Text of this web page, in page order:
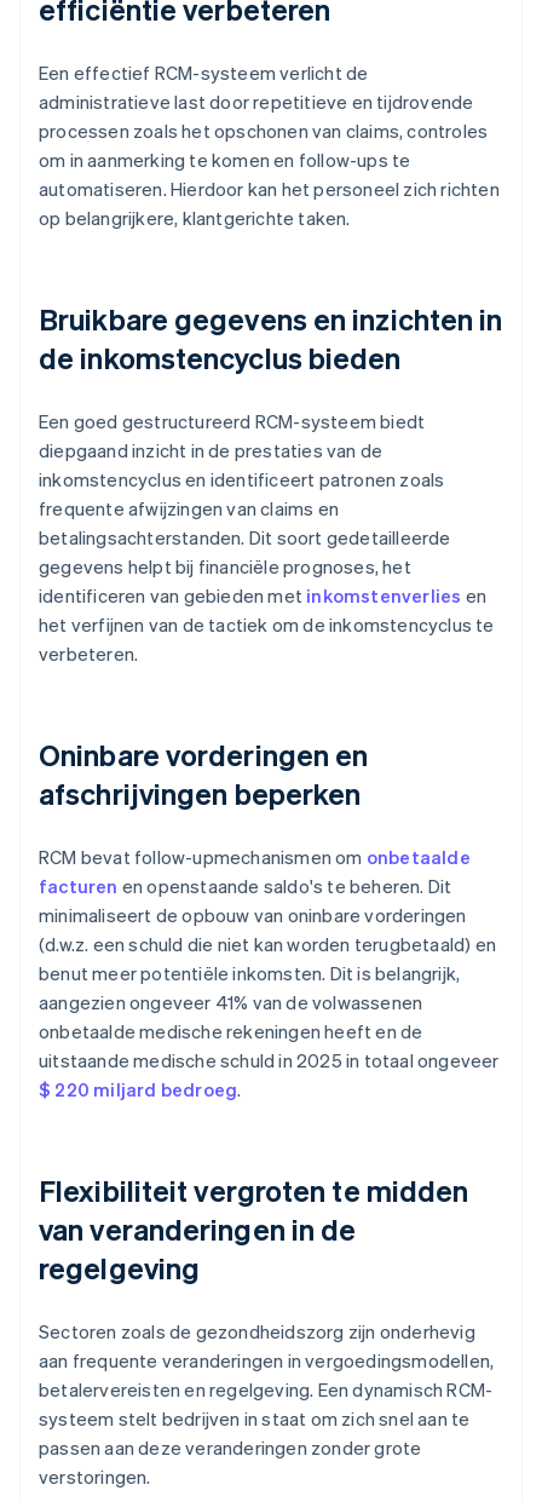
efficiëntie verbeteren
Een effectief RCM-systeem verlicht de
administratieve last door repetitieve en tijdrovende
processen zoals het opschonen van claims, controles
om in aanmerking te komen en follow-ups te
automatiseren. Hierdoor kan het personeel zich richten
op belangrijkere, klantgerichte taken.
Bruikbare gegevens en inzichten in
de inkomstencyclus bieden
Een goed gestructureerd RCM-systeem biedt
diepgaand inzicht in de prestaties van de
inkomstencyclus en identificeert patronen zoals
frequente afwijzingen van claims en
betalingsachterstanden. Dit soort gedetailleerde
gegevens helpt bij financiële prognoses, het
identificeren van gebieden met inkomstenverlies en
het verfijnen van de tactiek om de inkomstencyclus te
verbeteren.
Oninbare vorderingen en
afschrijvingen beperken
RCM bevat follow-upmechanismen om onbetaalde
facturen en openstaande saldo's te beheren. Dit
minimaliseert de opbouw van oninbare vorderingen
(d.w.z. een schuld die niet kan worden terugbetaald) en
benut meer potentiële inkomsten. Dit is belangrijk,
aangezien ongeveer 41% van de volwassenen
onbetaalde medische rekeningen heeft en de
uitstaande medische schuld in 2025 in totaal ongeveer
$ 220 miljard bedroeg.
Flexibiliteit vergroten te midden
van veranderingen in de
regelgeving
Sectoren zoals de gezondheidszorg zijn onderhevig
aan frequente veranderingen in vergoedingsmodellen,
betalervereisten en regelgeving. Een dynamisch RCM-
systeem stelt bedrijven in staat om zich snel aan te
passen aan deze veranderingen zonder grote
verstoringen.